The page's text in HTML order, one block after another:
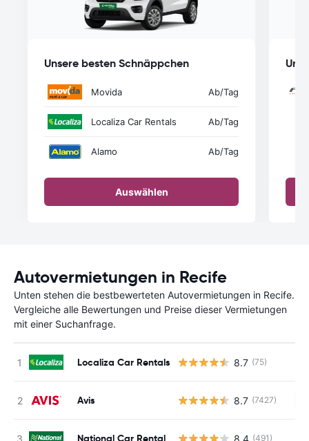
Unsere besten Schnäppchen
Movida Ab/Tag
Localiza Car Rentals Ab/Tag
Alamo Ab/Tag
Auswählen
Autovermietungen in Recife
Unten stehen die bestbewerteten Autovermietungen in Recife.
Vergleiche alle Bewertungen und Preise dieser Vermietungen
mit einer Suchanfrage.
Localiza Car Rentals 8.7 (75)
Avis 8.7 (7427)
National Car Rental 8.4 (491)